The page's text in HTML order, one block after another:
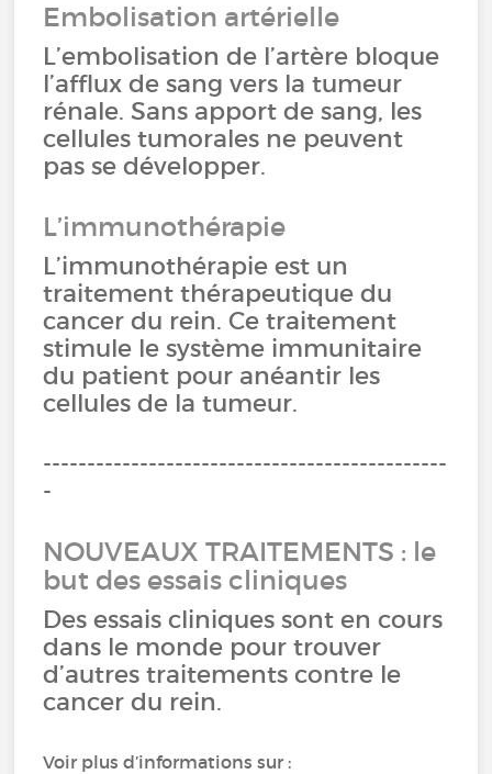
Embolisation artérielle
L’embolisation de l’artère bloque
l’afflux de sang vers la tumeur
rénale. Sans apport de sang, les
cellules tumorales ne peuvent
pas se développer.
L’immunothérapie
L’immunothérapie est un
traitement thérapeutique du
cancer du rein. Ce traitement
stimule le système immunitaire
du patient pour anéantir les
cellules de la tumeur.
----------------------------------------------
-
NOUVEAUX TRAITEMENTS : le
but des essais cliniques
Des essais cliniques sont en cours
dans le monde pour trouver
d’autres traitements contre le
cancer du rein.
Voir plus d’informations sur :